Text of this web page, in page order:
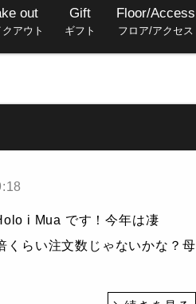
out
クアウト
Gift
ギフト
Floor/Access
フロア/アクセス
i Mua です！今年は凄
くらい注文数じゃないかな？母